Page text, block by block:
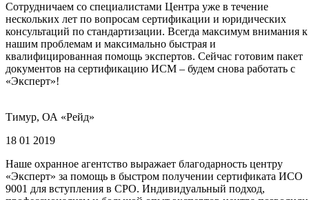
Сотрудничаем со специалистами Центра уже в течение
нескольких лет по вопросам сертификации и юридических
консультаций по стандартизации. Всегда максимум внимания к
нашим проблемам и максимально быстрая и
квалифицированная помощь экспертов. Сейчас готовим пакет
документов на сертификацию ИСМ – будем снова работать с
«Эксперт»!
Тимур, ОА «Рейд»
18 01 2019
Наше охранное агентство выражает благодарность центру
«Эксперт» за помощь в быстром получении сертификата ИСО
9001 для вступления в СРО. Индивидуальный подход,